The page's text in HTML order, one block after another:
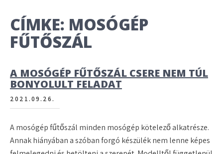
CÍMKE: MOSÓGÉP
FŰTŐSZÁL
A MOSÓGÉP FŰTŐSZÁL CSERE NEM TÚL
BONYOLULT FELADAT
2021.09.26.
A mosógép fűtőszál minden mosógép kötelező alkatrésze.
Annak hiányában a szóban forgó készülék nem lenne képes